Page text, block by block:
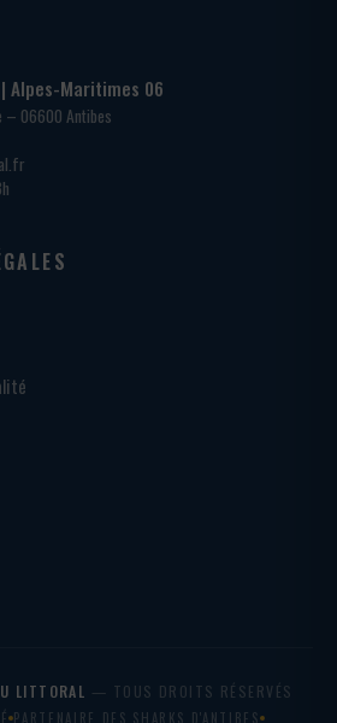
Alpes-Maritimes 06
– 06600 Antibes
LITTORAL — TOUS DROITS RÉSERVÉS
PARTENAIRE DES SHARKS D'ANTIBES